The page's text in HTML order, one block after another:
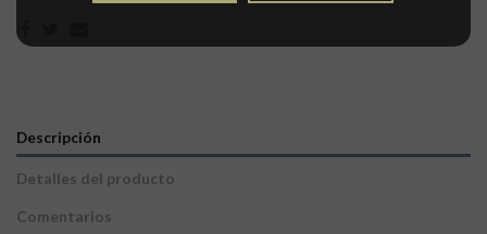
Descripción
Detalles del producto
Comentarios